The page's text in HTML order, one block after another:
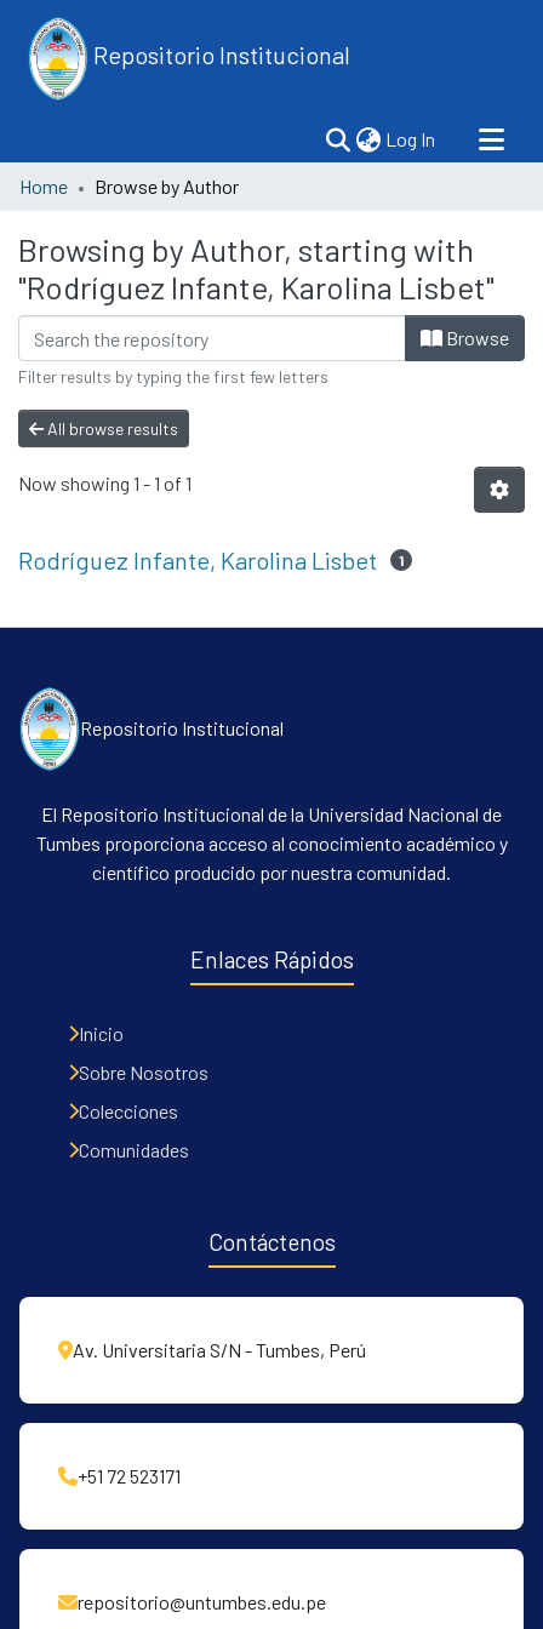
Repositorio Institucional
Log In (current)
Communities & Collections
All of DSpace
Home Browse by Author
Browsing by Author, starting with
"Rodríguez Infante, Karolina Lisbet"
Browse
Filter results by typing the first few letters
All browse results
Now showing 1 - 1 of 1
Rodríguez Infante, Karolina Lisbet 1
Repositorio Institucional
El Repositorio Institucional de la Universidad Nacional de
Tumbes proporciona acceso al conocimiento académico y
científico producido por nuestra comunidad.
Enlaces Rápidos
Inicio
Sobre Nosotros
Colecciones
Comunidades
Contáctenos
Av. Universitaria S/N - Tumbes, Perú
+51 72 523171
repositorio@untumbes.edu.pe